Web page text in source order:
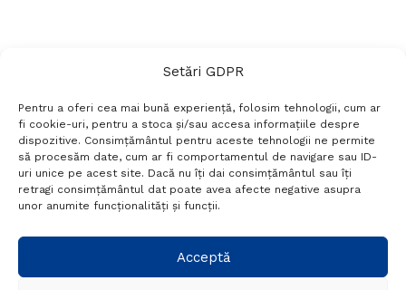
Setări GDPR
Pentru a oferi cea mai bună experiență, folosim tehnologii, cum ar
fi cookie-uri, pentru a stoca și/sau accesa informațiile despre
dispozitive. Consimțământul pentru aceste tehnologii ne permite
să procesăm date, cum ar fi comportamentul de navigare sau ID-
uri unice pe acest site. Dacă nu îți dai consimțământul sau îți
retragi consimțământul dat poate avea afecte negative asupra
unor anumite funcționalități și funcții.
Acceptă
Termeni si conditii
Politică de confidențialitate
Politica cookies
Setări GDPR
+40 788 760 194